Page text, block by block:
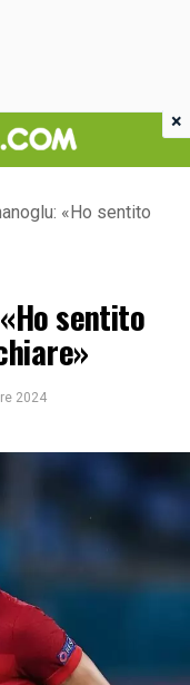
«Ho sentito
sentito
2024
×